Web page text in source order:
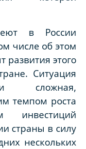
в России
числе об этом
развития этого
Ситуация
сложная,
темпом роста
инвестиций
страны в силу
нескольких